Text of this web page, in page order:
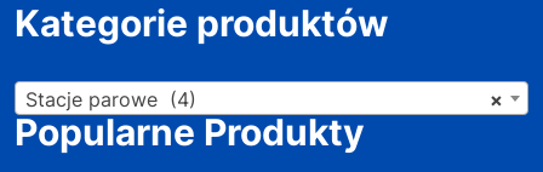
Kategorie produktów
×
Stacje parowe (4)
Popularne Produkty